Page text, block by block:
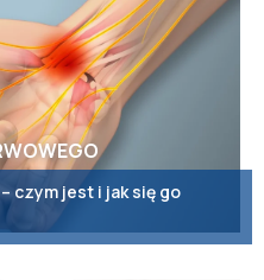
czym jest i jak się go